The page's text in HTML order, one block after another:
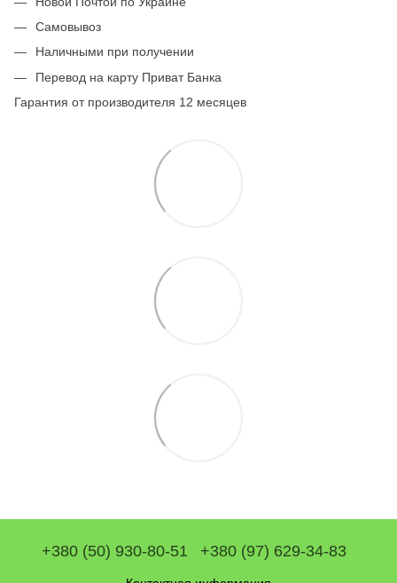
Самовывоз
Наличными при получении
Перевод на карту Приват Банка
Гарантия от производителя 12 месяцев
+380 (50) 930-80-51 +380 (97) 629-34-83